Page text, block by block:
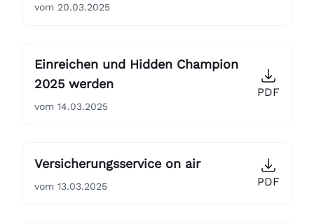
vom 20.03.2025
Einreichen und Hidden Champion
2025 werden
vom 14.03.2025
PDF
Versicherungsservice on air
vom 13.03.2025 PDF